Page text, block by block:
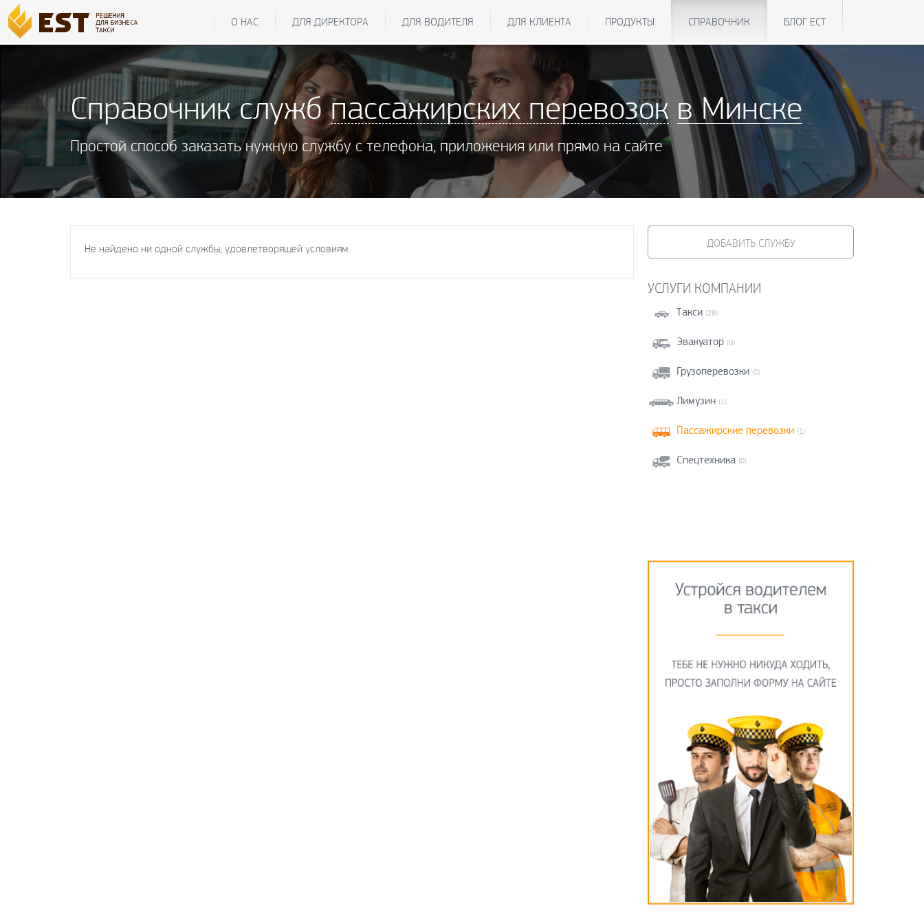
О НАС ДЛЯ ДИРЕКТОРА ДЛЯ ВОДИТЕЛЯ ДЛЯ КЛИЕНТА ПРОДУКТЫ СПРАВОЧНИК БЛОГ ЕСТ
Справочник службпассажирских перевозок в Минске
Простой способ заказать нужную службу с телефона, приложения или прямо на сайте
Не найдено ни одной службы, удовлетворящей условиям. ДОБАВИТЬ СЛУЖБУ
УСЛУГИ КОМПАНИИ
Такси (28)
Эвакуатор (0)
Грузоперевозки (0)
Лимузин (1)
Пассажирские перевозки (1)
Спецтехника (0)